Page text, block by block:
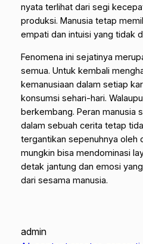
nyata terlihat dari segi
produksi. Manusia tetap
empati dan intuisi yang tidak
Fenomena ini sejatinya
semua. Untuk kembali
kemanusiaan dalam setiap
konsumsi sehari-hari.
berkembang. Peran manusia
dalam sebuah cerita tetap
tergantikan sepenuhnya oleh
mungkin bisa mendominasi
detak jantung dan emosi
dari sesama manusia.
admin